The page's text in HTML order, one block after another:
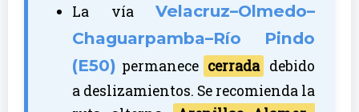
La vía Velacruz–Olmedo–
Chaguarpamba–Río Pindo
(E50) permanece cerrada debido
a deslizamientos. Se recomienda la